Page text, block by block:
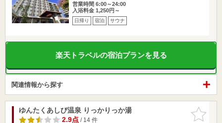
営業時間 6:00～24:00
入浴料金 1,250円～
日帰り 宿泊 サウナ
楽天トラベルの宿泊プランを見る
関連情報から探す
お気に入
りに追加
ゆんたくあしび温泉 りっかりっか湯
2.9点/ 14 件